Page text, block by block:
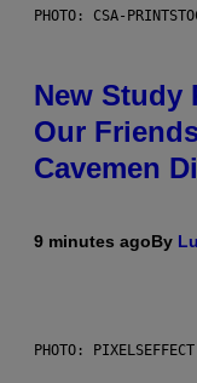
PHOTO: CSA-
New Study
Our
Cavemen
9 minutes agoBy
PHOTO: